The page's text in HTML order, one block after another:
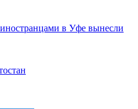
в Уфе вынесли